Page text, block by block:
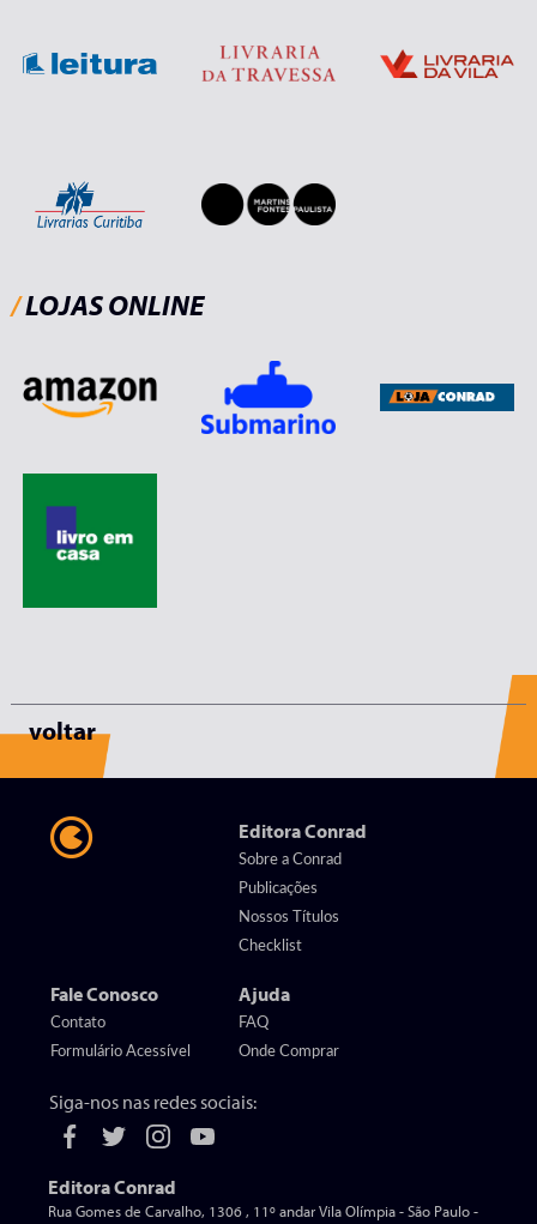
/LOJAS ONLINE
voltar
Editora Conrad
Sobre a Conrad
Publicações
Nossos Títulos
Checklist
Fale Conosco
Contato
Formulário Acessível
Ajuda
FAQ
Onde Comprar
Siga-nos nas redes sociais:
Editora Conrad
Rua Gomes de Carvalho, 1306 , 11º andar Vila Olímpia - São Paulo -